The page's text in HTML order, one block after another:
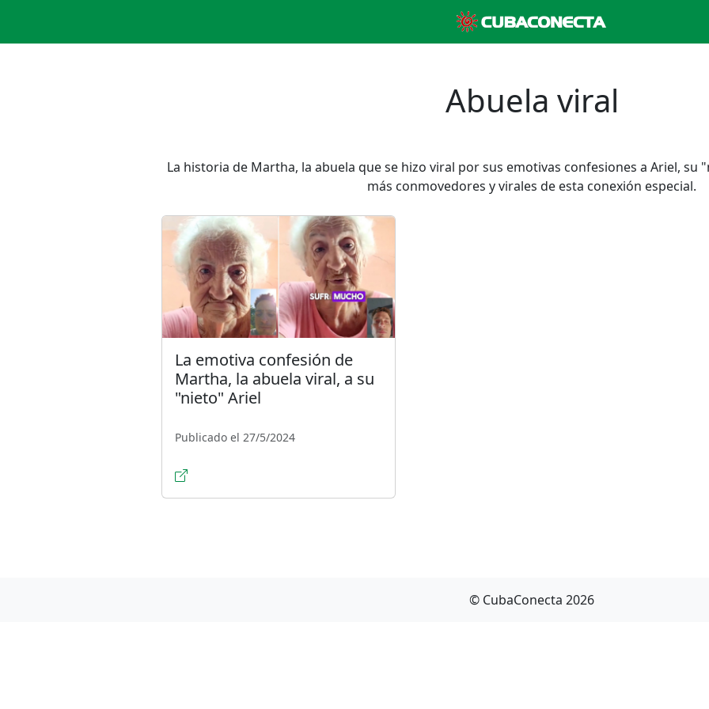
Abuela viral
La historia de Martha, la abuela que se hizo viral por sus emotivas confesiones a Ariel,
más conmovedores y virales de esta conexión especial.
La emotiva confesión de
Martha, la abuela viral, a su
"nieto" Ariel
Publicado el 27/5/2024
© CubaConecta 2026